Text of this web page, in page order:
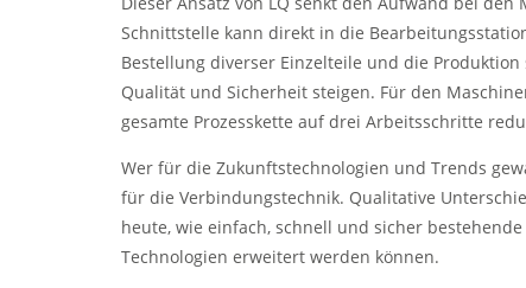
Schnittstelle kann direkt in die
Bestellung diverser Einzelteile und die
Qualität und Sicherheit steigen. Für den
gesamte Prozesskette auf drei Arbeitsschritte
Wer für die Zukunftstechnologien und Trends
für die Verbindungstechnik. Qualitative
heute, wie einfach, schnell und sicher
Technologien erweitert werden können.